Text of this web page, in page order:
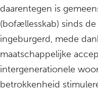
daarentegen is
(bofællesskab) sinds
ingeburgerd, mede
maatschappelijke
intergenerationele
betrokkenheid